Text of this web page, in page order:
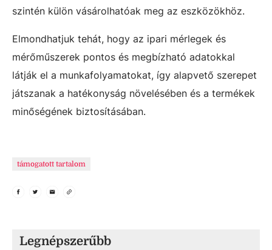
szintén külön vásárolhatóak meg az eszközökhöz.
Elmondhatjuk tehát, hogy az ipari mérlegek és
mérőműszerek pontos és megbízható adatokkal
látják el a munkafolyamatokat, így alapvető szerepet
játszanak a hatékonyság növelésében és a termékek
minőségének biztosításában.
támogatott tartalom
Legnépszerűbb